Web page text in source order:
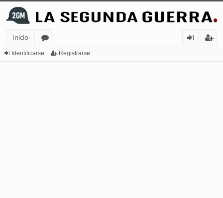
Inicio
or
Identificarse Registrarse